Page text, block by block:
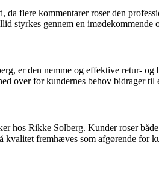
flere kommentarer roser den
styrkes gennem en
er den nemme og effektive retur-
over for kundernes behov bidrager til
hos Rikke Solberg. Kunder roser
fremhæves som afgørende for